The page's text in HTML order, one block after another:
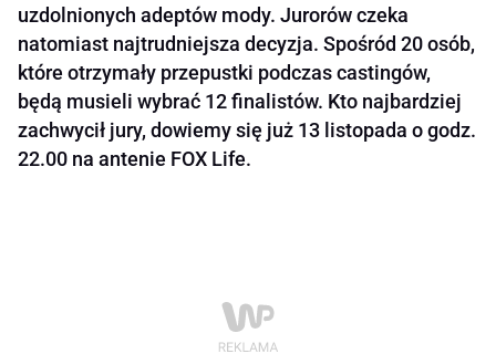
uzdolnionych adeptów mody. Jurorów czeka
natomiast najtrudniejsza decyzja. Spośród 20 osób,
które otrzymały przepustki podczas castingów,
będą musieli wybrać 12 finalistów. Kto najbardziej
zachwycił jury, dowiemy się już 13 listopada o godz.
22.00 na antenie FOX Life.